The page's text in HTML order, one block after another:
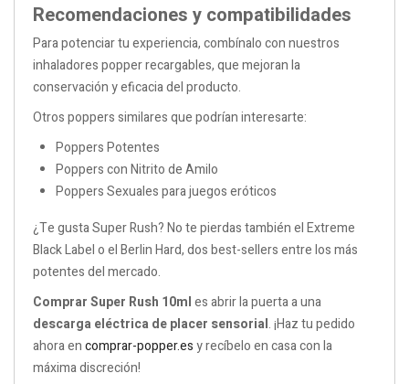
Recomendaciones y compatibilidades
Para potenciar tu experiencia, combínalo con nuestros
inhaladores popper recargables, que mejoran la
conservación y eficacia del producto.
Otros poppers similares que podrían interesarte:
Poppers Potentes
Poppers con Nitrito de Amilo
Poppers Sexuales para juegos eróticos
¿Te gusta Super Rush? No te pierdas también el Extreme
Black Label o el Berlin Hard, dos best-sellers entre los más
potentes del mercado.
Comprar Super Rush 10mles abrir la puerta a una
descarga eléctrica de placer sensorial. ¡Haz tu pedido
ahora encomprar-popper.esy recíbelo en casa con la
máxima discreción!